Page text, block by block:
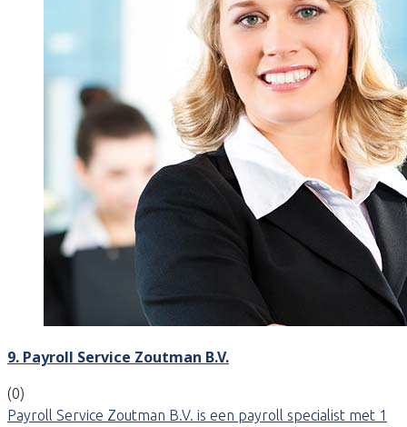
9. Payroll Service Zoutman B.V.
(0)
Payroll Service Zoutman B.V. is een payroll specialist met 1